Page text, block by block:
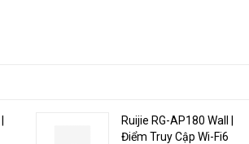
Ruijie RG-AP180 Wall |
Điểm Truy Cập Wi-Fi6